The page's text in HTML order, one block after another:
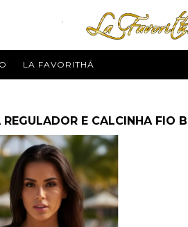
LA FAVORITHÁ
E CALCINHA FIO